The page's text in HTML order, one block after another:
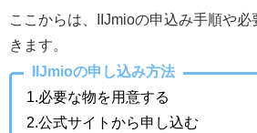
ここからは、IIJmioの申込み手順や
きます。
IIJmioの申し込み方法
1.必要な物を用意する
2.公式サイトから申し込む